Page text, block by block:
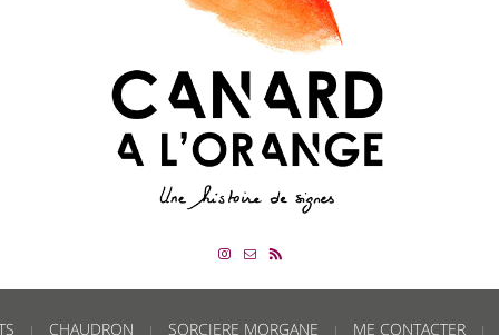
CHAUDRON SORCIERE MORGANE ME CONTACTER